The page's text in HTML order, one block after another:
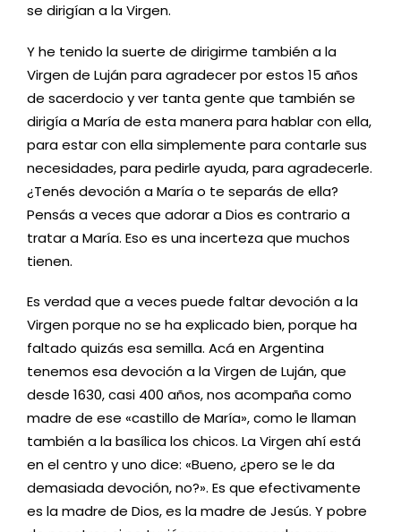
se dirigían a la Virgen.
Y he tenido la suerte de dirigirme también a la
Virgen de Luján para agradecer por estos 15 años
de sacerdocio y ver tanta gente que también se
dirigía a María de esta manera para hablar con ella,
para estar con ella simplemente para contarle sus
necesidades, para pedirle ayuda, para agradecerle.
¿Tenés devoción a María o te separás de ella?
Pensás a veces que adorar a Dios es contrario a
tratar a María. Eso es una incerteza que muchos
tienen.
Es verdad que a veces puede faltar devoción a la
Virgen porque no se ha explicado bien, porque ha
faltado quizás esa semilla. Acá en Argentina
tenemos esa devoción a la Virgen de Luján, que
desde 1630, casi 400 años, nos acompaña como
madre de ese «castillo de María», como le llaman
también a la basílica los chicos. La Virgen ahí está
en el centro y uno dice: «Bueno, ¿pero se le da
demasiada devoción, no?». Es que efectivamente
es la madre de Dios, es la madre de Jesús. Y pobre